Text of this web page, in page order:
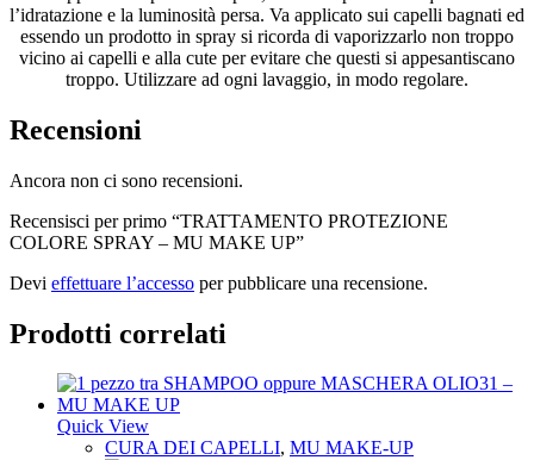
l’idratazione e la luminosità persa. Va applicato sui capelli bagnati ed
essendo un prodotto in spray si ricorda di vaporizzarlo non troppo
vicino ai capelli e alla cute per evitare che questi si appesantiscano
troppo. Utilizzare ad ogni lavaggio, in modo regolare.
Recensioni
Ancora non ci sono recensioni.
Recensisci per primo “TRATTAMENTO PROTEZIONE
COLORE SPRAY – MU MAKE UP”
Devi effettuare l’accesso per pubblicare una recensione.
Prodotti correlati
Quick View
CURA DEI CAPELLI, MU MAKE-UP